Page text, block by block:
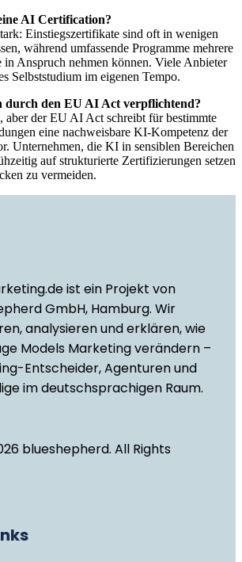
AI Certification?
Einstiegszertifikate sind oft in wenigen
während umfassende Programme mehrere
in Anspruch nehmen können. Viele Anbieter
Selbststudium im eigenen Tempo.
den EU AI Act verpflichtend?
aber der EU AI Act schreibt für bestimmte
eine nachweisbare KI-Kompetenz der
Unternehmen, die KI in sensiblen Bereichen
auf strukturierte Zertifizierungen setzen,
zu vermeiden.
ist ein Projekt von
GmbH, Hamburg. Wir
analysieren und erklären, wie
Models Marketing verändern –
Entscheider, Agenturen und
im deutschsprachigen Raum.
blueshepherd. All Rights